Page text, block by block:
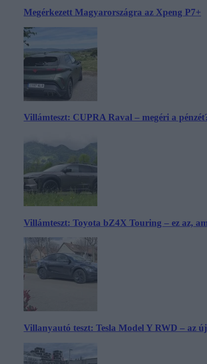
Megérkezett Magyarországra az Xpeng P7+
Villámteszt: CUPRA Raval – megéri a
Villámteszt: Toyota bZ4X Touring – ez az,
Villanyautó teszt: Tesla Model Y RWD – az